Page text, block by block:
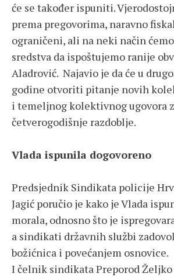
će se također ispuniti.
prema pregovorima, naravno
ograničeni, ali na neki način
sredstva da ispoštujemo ranije
Aladrović. Najavio je da će u
godine otvoriti pitanje novih
i temeljnog kolektivnog ugovora
četverogodišnje razdoblje.
Vlada ispunila dogovoreno
Predsjednik Sindikata policije
Jagić poručio je kako je Vlada
morala, odnosno što je
a sindikati državnih službi
božićnica i povećanjem osnovice.
I čelnik sindikata Preporod